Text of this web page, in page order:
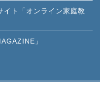
イト「オンライン家庭教
」